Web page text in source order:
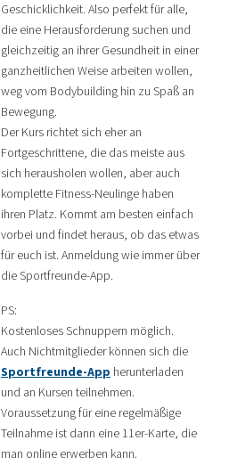
Geschicklichkeit. Also perfekt für alle,
die eine Herausforderung suchen und
gleichzeitig an ihrer Gesundheit in einer
ganzheitlichen Weise arbeiten wollen,
weg vom Bodybuilding hin zu Spaß an
Bewegung.
Der Kurs richtet sich eher an
Fortgeschrittene, die das meiste aus
sich herausholen wollen, aber auch
komplette Fitness-Neulinge haben
ihren Platz. Kommt am besten einfach
vorbei und findet heraus, ob das etwas
für euch ist. Anmeldung wie immer über
die Sportfreunde-App.
PS:
Kostenloses Schnuppern möglich.
Auch Nichtmitglieder können sich die
Sportfreunde-App herunterladen
und an Kursen teilnehmen.
Voraussetzung für eine regelmäßige
Teilnahme ist dann eine 11er-Karte, die
man online erwerben kann.